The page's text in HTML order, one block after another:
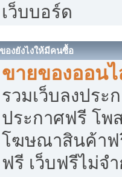
เว็บบอร์ด
องยังไงให้มีคนซื้อ
ขายของออน
รวมเว็บลงประ
ประกาศฟรี โพ
โฆษณาสินค้าฟ
ฟรี เว็บฟรีไม่จ